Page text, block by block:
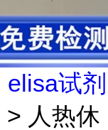
elisa试剂
> 人热休